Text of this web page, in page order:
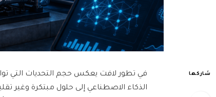
شاركها
في تطور لافت يعكس حجم التحديات التي
الذكاء الاصطناعي إلى حلول مبتكرة وغير